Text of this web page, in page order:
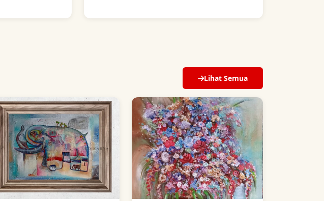
Lihat Semua